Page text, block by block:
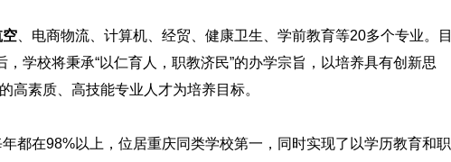
空 、电商物流、计算机、经贸、健康卫生、学前教育等20多个专业。目
学校将秉承“以仁育人，职教济民”的办学宗旨，以培养具有创新思
高素质、高技能专业人才为培养目标。
在98%以上，位居重庆同类学校第一，同时实现了以学历教育和职